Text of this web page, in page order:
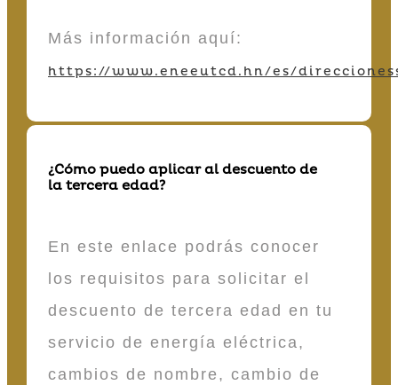
Más información aquí:
https://www.eneeutcd.hn/es/
¿Cómo puedo aplicar al descuento de
la tercera edad?
En este enlace podrás conocer
los requisitos para solicitar el
descuento de tercera edad en tu
servicio de energía eléctrica,
cambios de nombre, cambio de